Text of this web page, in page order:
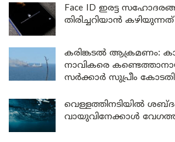
Face ID ഇരട്ട
തിരിച്ചറിയാൻ
കരിങ്കടൽ ആക്രമണം:
നാവികരെ
സർക്കാർ സുപ്രീം
വെള്ളത്തിനടിയിൽ
വായുവിനേക്കാൾ